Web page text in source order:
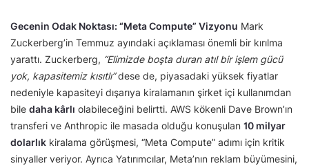
Gecenin Odak Noktası: “Meta Compute” Vizyonu Mark
Zuckerberg’in Temmuz ayındaki açıklaması önemli bir kırılma
yarattı. Zuckerberg, “Elimizde boşta duran atıl bir işlem gücü
yok, kapasitemiz kısıtlı”dese de, piyasadaki yüksek fiyatlar
nedeniyle kapasiteyi dışarıya kiralamanın şirket içi kullanımdan
bile daha kârlı olabileceğini belirtti. AWS kökenli Dave Brown’ın
transferi ve Anthropic ile masada olduğu konuşulan 10 milyar
dolarlık kiralama görüşmesi, “Meta Compute” adımı için kritik
sinyaller veriyor. Ayrıca Yatırımcılar, Meta’nın reklam büyümesini,